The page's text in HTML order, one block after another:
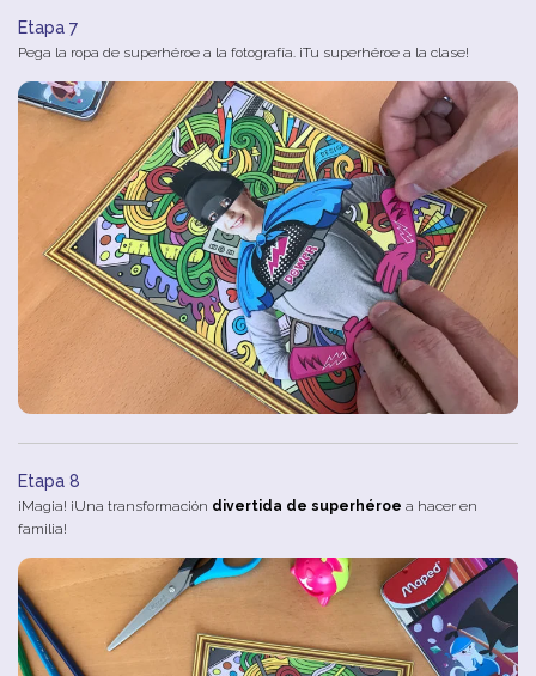
Etapa 7
Pega la ropa de superhéroe a la fotografía. ¡Tu superhéroe a la clase!
Etapa 8
¡Magia! ¡Una transformación divertida de superhéroe a hacer en
familia!